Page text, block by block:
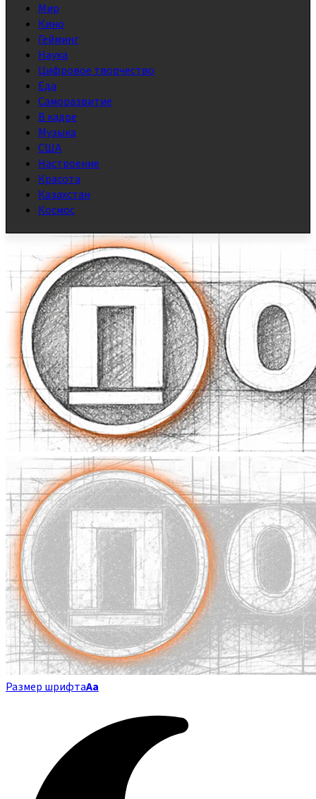
Мир
Кино
Гейминг
Наука
Цифровое творчество
Еда
Саморазвитие
В кадре
Музыка
США
Настроение
Красота
Казахстан
Космос
Размер шрифтаАа